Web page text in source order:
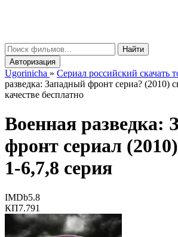
Найти
Авторизация
Ugorinicha » Сериал российский скачать
разведка: Западный фронт сериа? (2010)
качестве бесплатно
Военная разведка:
фронт сериал
1-6,7,8 серия
IMDb5.8
КП7.791